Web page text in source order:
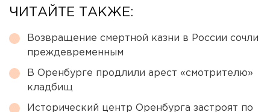
ЧИТАЙТЕ ТАКЖЕ:
Возвращение смертной казни в России сочли
преждевременным
В Оренбурге продлили арест «смотрителю»
кладбищ
Исторический центр Оренбурга застроят по